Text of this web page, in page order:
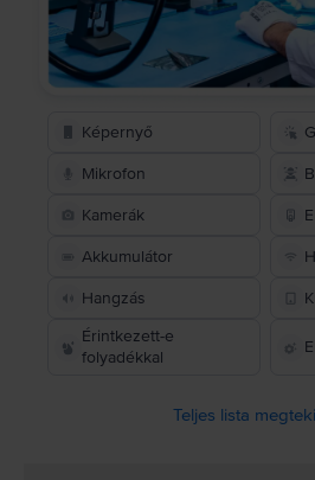
Képernyő
Mikrofon
Kamerák
Akkumulátor
Hangzás
Érintkezett-e
folyadékkal
Teljes lista